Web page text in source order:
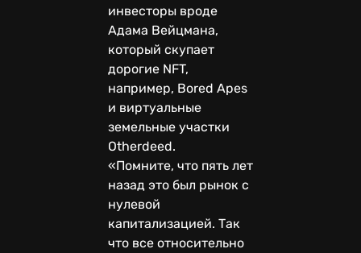
инвесторы вроде
Адама Вейцмана,
который скупает
дорогие NFT,
например, Bored Apes
и виртуальные
земельные участки
Otherdeed.
«Помните, что пять лет
назад это был рынок с
нулевой
капитализацией. Так
что все относительно